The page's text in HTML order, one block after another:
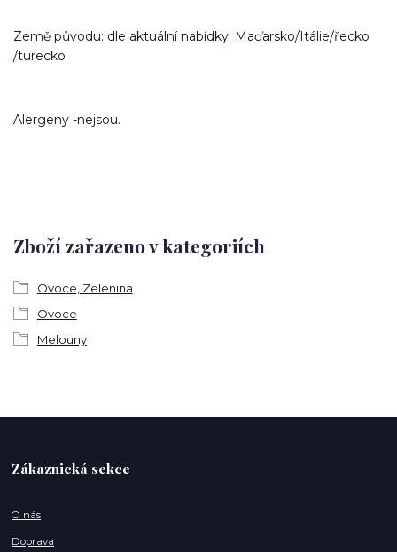
Země původu: dle aktuální nabídky. Maďarsko/Itálie/řecko
/turecko
Alergeny -nejsou.
Zboží zařazeno v kategoriích
Ovoce, Zelenina
Ovoce
Melouny
Zákaznická sekce
O nás
Doprava